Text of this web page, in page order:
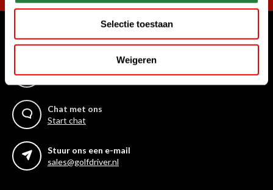
Selectie toestaan
Weigeren
Waar kunnen we u mee helpen?
+31 85 06 02 099
Chat met ons
Start chat
Stuur ons een e-mail
sales@golfdriver.nl